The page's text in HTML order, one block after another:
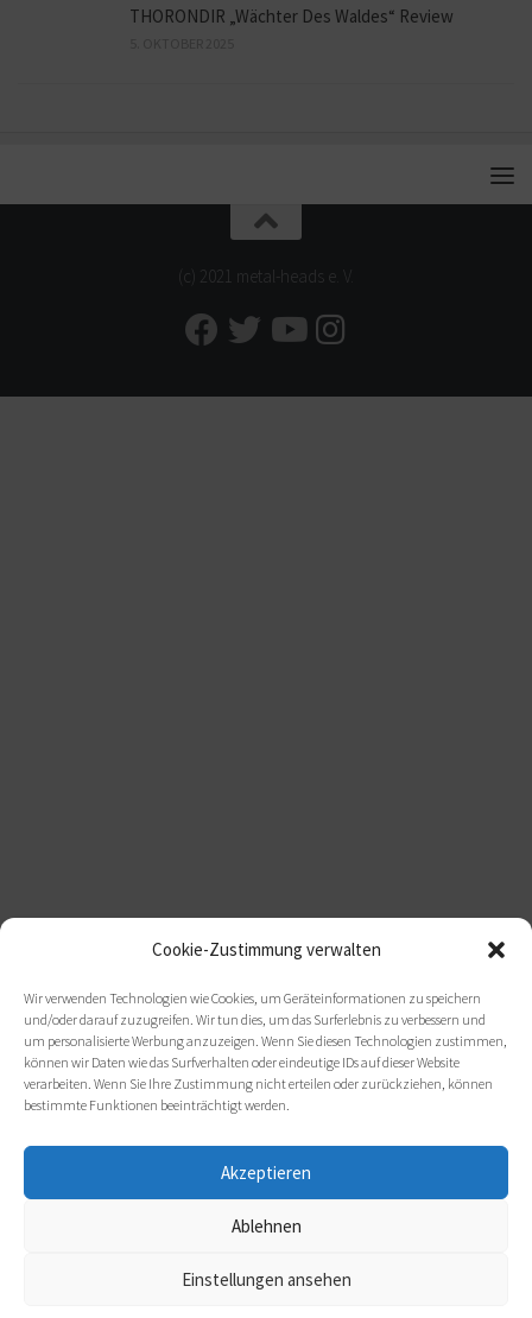
Cookie-Zustimmung verwalten
Wir verwenden Technologien wie Cookies, um Geräteinformationen zu speichern
und/oder darauf zuzugreifen. Wir tun dies, um das Surferlebnis zu verbessern und
um personalisierte Werbung anzuzeigen. Wenn Sie diesen Technologien zustimmen,
können wir Daten wie das Surfverhalten oder eindeutige IDs auf dieser Website
verarbeiten. Wenn Sie Ihre Zustimmung nicht erteilen oder zurückziehen, können
bestimmte Funktionen beeinträchtigt werden.
Akzeptieren
Ablehnen
Einstellungen ansehen
THORONDIR „Wächter Des Waldes“ Review
(c) 2021 metal-heads e. V.